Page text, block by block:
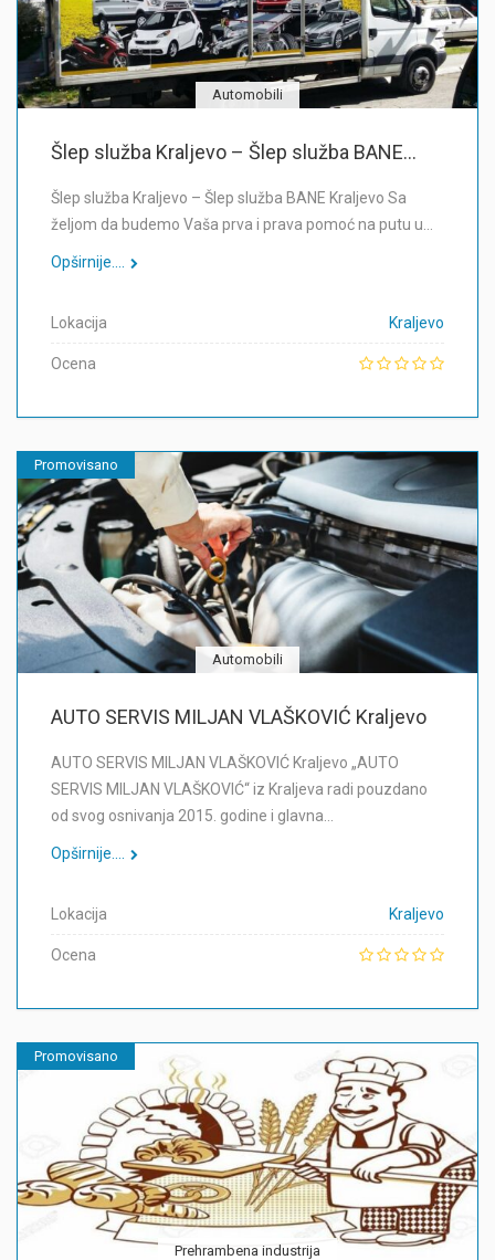
Automobili
Šlep služba Kraljevo – Šlep služba BANE...
Šlep služba Kraljevo – Šlep služba BANE Kraljevo Sa
željom da budemo Vaša prva i prava pomoć na putu u…
Opširnije....
Lokacija Kraljevo
Ocena
Promovisano
Automobili
AUTO SERVIS MILJAN VLAŠKOVIĆ Kraljevo
AUTO SERVIS MILJAN VLAŠKOVIĆ Kraljevo „AUTO
SERVIS MILJAN VLAŠKOVIĆ“ iz Kraljeva radi pouzdano
od svog osnivanja 2015. godine i glavna…
Opširnije....
Lokacija Kraljevo
Ocena
Promovisano
Prehrambena industrija